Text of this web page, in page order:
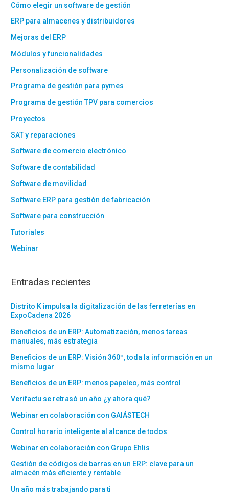
Cómo elegir un software de gestión
ERP para almacenes y distribuidores
Mejoras del ERP
Módulos y funcionalidades
Personalización de software
Programa de gestión para pymes
Programa de gestión TPV para comercios
Proyectos
SAT y reparaciones
Software de comercio electrónico
Software de contabilidad
Software de movilidad
Software ERP para gestión de fabricación
Software para construcción
Tutoriales
Webinar
Entradas recientes
Distrito K impulsa la digitalización de las ferreterías en
ExpoCadena 2026
Beneficios de un ERP: Automatización, menos tareas
manuales, más estrategia
Beneficios de un ERP: Visión 360º, toda la información en un
mismo lugar
Beneficios de un ERP: menos papeleo, más control
Verifactu se retrasó un año ¿y ahora qué?
Webinar en colaboración con GAIÁSTECH
Control horario inteligente al alcance de todos
Webinar en colaboración con Grupo Ehlis
Gestión de códigos de barras en un ERP: clave para un
almacén más eficiente y rentable
Un año más trabajando para ti